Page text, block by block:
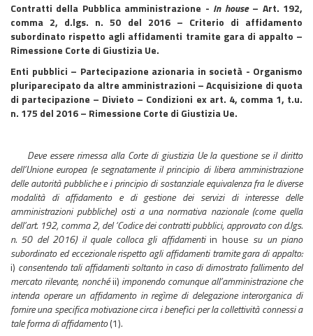
Contratti della Pubblica amministrazione - In house– Art. 192,
comma 2, d.lgs. n. 50 del 2016 – Criterio di affidamento
subordinato rispetto agli affidamenti tramite gara di appalto –
Rimessione Corte di Giustizia Ue.
Enti pubblici – Partecipazione azionaria in società - Organismo
pluriparecipato da altre amministrazioni – Acquisizione di quota
di partecipazione – Divieto – Condizioni ex art. 4, comma 1, t.u.
n. 175 del 2016 – Rimessione Corte di Giustizia Ue.
Deve essere rimessa alla Corte di giustizia Ue la questione se il diritto
dell’Unione europea (e segnatamente il principio di libera amministrazione
delle autorità pubbliche e i principio di sostanziale equivalenza fra le diverse
modalità di affidamento e di gestione dei servizi di interesse delle
amministrazioni pubbliche) osti a una normativa nazionale (come quella
dell’art. 192, comma 2, del ‘Codice dei contratti pubblici, approvato con d.lgs.
n. 50 del 2016) il quale colloca gli affidamentiin house su un piano
subordinato ed eccezionale rispetto agli affidamenti tramite gara di appalto:
i) consentendo tali affidamenti soltanto in caso di dimostrato fallimento del
mercato rilevante, nonchéii) imponendo comunque all’amministrazione che
intenda operare un affidamento in regìme di delegazione interorganica di
fornire una specifica motivazione circa i benefìci per la collettività connessi a
tale forma di affidamento(1).